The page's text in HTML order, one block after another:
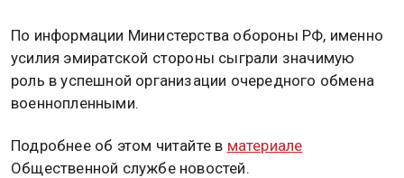
По информации Министерства обороны РФ, именно
усилия эмиратской стороны сыграли значимую
роль в успешной организации очередного обмена
военнопленными.
Подробнее об этом читайте в материале
Общественной службе новостей.